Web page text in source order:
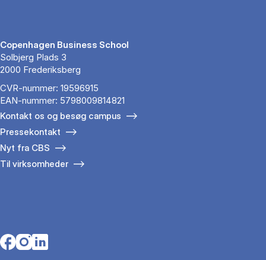
Copenhagen Business School
Solbjerg Plads 3
2000 Frederiksberg
CVR-nummer: 19596915
EAN-nummer: 5798009814821
Kontakt os og besøg campus
Pressekontakt
Nyt fra CBS
Til virksomheder
Opens in a new tab
Opens in a new tab
Opens in a new tab